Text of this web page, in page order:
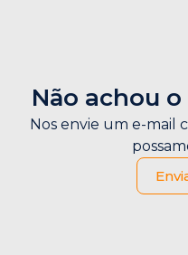
Não achou
Nos envie um e-mail